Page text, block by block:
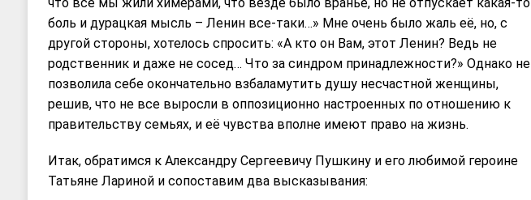
боль и дурацкая мысль – Ленин все-таки…» Мне очень было жаль её, но, с
другой стороны, хотелось спросить: «А кто он Вам, этот Ленин? Ведь не
родственник и даже не сосед… Что за синдром принадлежности?» Однако не
позволила себе окончательно взбаламутить душу несчастной женщины,
решив, что не все выросли в оппозиционно настроенных по отношению к
правительству семьях, и её чувства вполне имеют право на жизнь.
Итак, обратимся к Александру Сергеевичу Пушкину и его любимой героине
Татьяне Лариной и сопоставим два высказывания: